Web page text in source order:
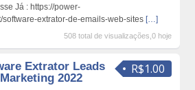
Já : https://power-
extrator-de-emails-web-sites […]
508 total de visualizações,0 hoje
R$1.00
Extrator Leads
2022